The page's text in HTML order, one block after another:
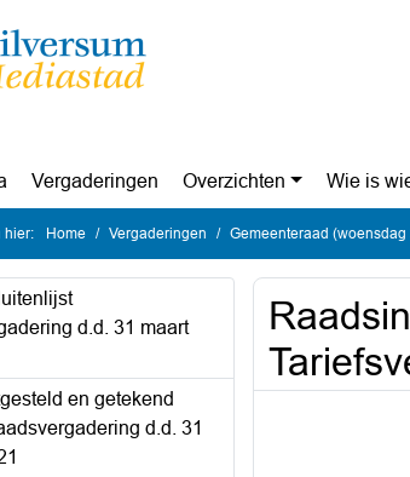
pagina
Vergaderingen Overzichten Wie is
hier: Home Vergaderingen Gemeenteraad
d.d. 31 maart
en getekend
d.d. 31